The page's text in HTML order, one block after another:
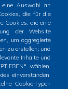
eine Auswahl an
die für die
Cookies, die eine
der Website
um aggregierte
zu erstellen; und
Inhalte und
wählen,
einverstanden.
Cookie-Typen